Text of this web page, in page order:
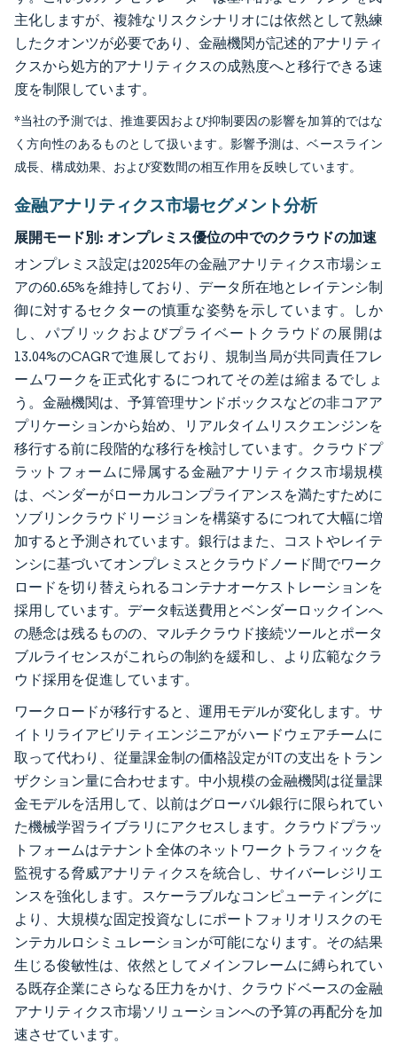
主化しますが、複雑なリスクシナリオには依然として熟練
したクオンツが必要であり、金融機関が記述的アナリティ
クスから処方的アナリティクスの成熟度へと移行できる速
度を制限しています。
*当社の予測では、推進要因および抑制要因の影響を加算的ではな
く方向性のあるものとして扱います。影響予測は、ベースライン
成長、構成効果、および変数間の相互作用を反映しています。
金融アナリティクス市場セグメント分析
展開モード別: オンプレミス優位の中でのクラウドの加速
オンプレミス設定は2025年の金融アナリティクス市場シェ
アの60.65%を維持しており、データ所在地とレイテンシ制
御に対するセクターの慎重な姿勢を示しています。しか
し、パブリックおよびプライベートクラウドの展開は
13.04%のCAGRで進展しており、規制当局が共同責任フレ
ームワークを正式化するにつれてその差は縮まるでしょ
う。金融機関は、予算管理サンドボックスなどの非コアア
プリケーションから始め、リアルタイムリスクエンジンを
移行する前に段階的な移行を検討しています。クラウドプ
ラットフォームに帰属する金融アナリティクス市場規模
は、ベンダーがローカルコンプライアンスを満たすために
ソブリンクラウドリージョンを構築するにつれて大幅に増
加すると予測されています。銀行はまた、コストやレイテ
ンシに基づいてオンプレミスとクラウドノード間でワーク
ロードを切り替えられるコンテナオーケストレーションを
採用しています。データ転送費用とベンダーロックインへ
の懸念は残るものの、マルチクラウド接続ツールとポータ
ブルライセンスがこれらの制約を緩和し、より広範なクラ
ウド採用を促進しています。
ワークロードが移行すると、運用モデルが変化します。サ
イトリライアビリティエンジニアがハードウェアチームに
取って代わり、従量課金制の価格設定がITの支出をトラン
ザクション量に合わせます。中小規模の金融機関は従量課
金モデルを活用して、以前はグローバル銀行に限られてい
た機械学習ライブラリにアクセスします。クラウドプラッ
トフォームはテナント全体のネットワークトラフィックを
監視する脅威アナリティクスを統合し、サイバーレジリエ
ンスを強化します。スケーラブルなコンピューティングに
より、大規模な固定投資なしにポートフォリオリスクのモ
ンテカルロシミュレーションが可能になります。その結果
生じる俊敏性は、依然としてメインフレームに縛られてい
る既存企業にさらなる圧力をかけ、クラウドベースの金融
アナリティクス市場ソリューションへの予算の再配分を加
速させています。